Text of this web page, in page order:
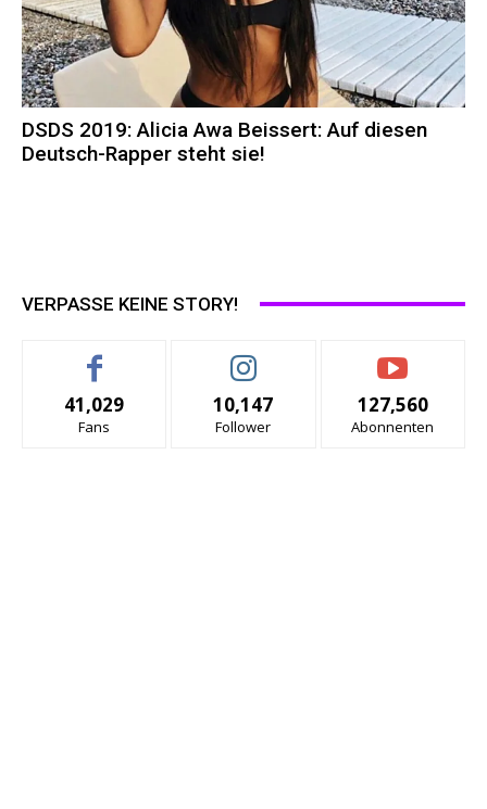
DSDS 2019: Alicia Awa Beissert: Auf diesen
Deutsch-Rapper steht sie!
VERPASSE KEINE STORY!
41,029
Fans
10,147
Follower
127,560
Abonnenten